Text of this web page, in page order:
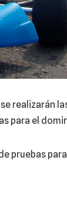
realizarán
para el
pruebas